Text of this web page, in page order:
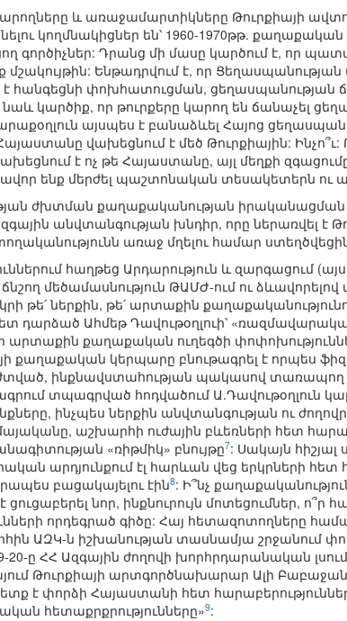
և առաջամարտիկները Թուրքիայի
կողմնակիցներ են՝ 1960-1970թթ.
գործիչներ: Դրանց մի մասը կարծում է, որ
մշակույթին: Ենթադրվում է, որ
փոխհատուցման, ցեղասպանության
նաև կարծիք, որ թուրքերը կարող են ճանաչել
այսպես է բանաձևել Հայոց
վախեցնում է մեծ Թուրքիային:
է ոչ թե Հայաստանը, այլ մեղքի
ենք մերժել պաշտոնական տեսակետերն ու
ժխտման քաղաքականության իրականացման
անվտանգության խնդիր, որը ներառվել է
առաջ մղելու համար ստեղծվեցին
հաղթեց Արդարություն և զարգացում
մեծամասնություն ԹԱՄԺ-ում ու
թե՛ ներքին, թե՛ արտաքին
դարձած Ահմեթ Դավութօղլուի՝
արտաքին քաղաքական ուղեգծի
քաղաքական կերպարը բնութագրել է որպես
օժտված, ինքնավստահության պակասով
տպագրված հոդվածում Ա.Դավութօղլուն
ինչպես ներքին անվտանգության ու
աշխարհի ուժային բևեռների հետ
«ռիթմիկ» բնույթը7: Սակայն հիշյալ
արդյունքում էլ հարևան վեց երկրների հետ
բացակայելու էին8: Ի՞նչ
ցուցաբերել նոր, ինքնուրույն մոտեցումներ,
որդեգրած գիծը: Հայ հետազոտողները
ԱԶԿ-ն իշխանության տասնամյա շրջանում
ը ՀՀ Ազգային ժողովի խորհրդարանական
Թուրքիայի արտգործնախարար Ալի
է փորձի Հայաստանի հետ
հետաքրքրությունները»9: